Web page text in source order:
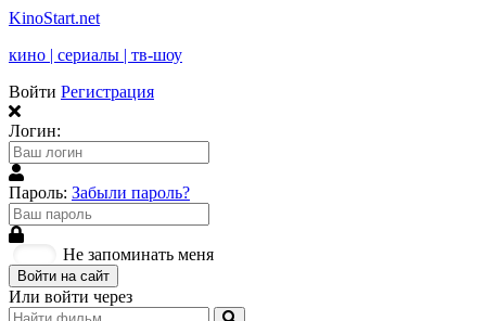
KinoStart.net
кино | сериалы | тв-шоу
Войти Регистрация
Логин:
Пароль: Забыли пароль?
Не запоминать меня
Войти на сайт
Или войти через